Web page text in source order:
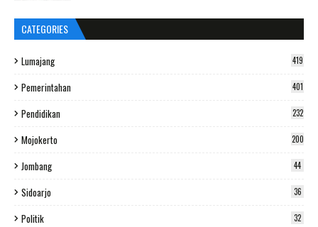
CATEGORIES
Lumajang 419
Pemerintahan 401
Pendidikan 232
Mojokerto 200
Jombang 44
Sidoarjo 36
Politik 32